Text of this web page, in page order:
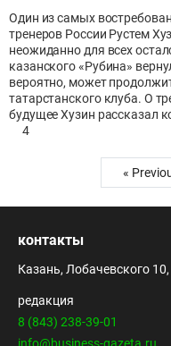
Один из самых
тренеров России Рустем
неожиданно для всех
казанского «Рубина»
вероятно, может
татарстанского клуба. О
будущее Хузин рассказал
4
«
контакты
Казань, Лобачевского 10,
редакция
8 (843) 238-39-01